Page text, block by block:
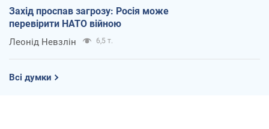
Захід проспав загрозу: Росія може
перевірити НАТО війною
Леонід Невзлін 6,5 т.
Всі думки